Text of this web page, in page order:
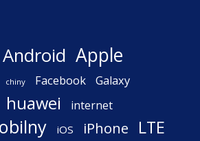
Android Apple
chiny Facebook Galaxy
huawei internet
iOS iPhone LTE